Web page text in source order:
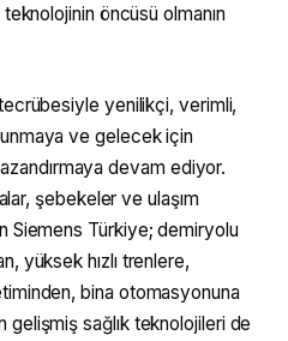
teknolojinin öncüsü olmanın
yenilikçi, verimli,
ve gelecek için
devam ediyor.
şebekeler ve ulaşım
Siemens Türkiye; demiryolu
yüksek hızlı trenlere,
bina otomasyonuna
gelişmiş sağlık teknolojileri de